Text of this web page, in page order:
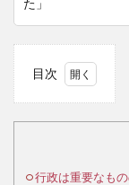
目次
なも
行政は重要なもの